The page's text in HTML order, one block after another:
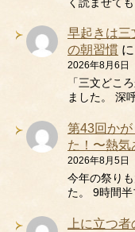
早起きは三
の朝習慣 に
2026年8月6日
「三文どこ
ました。 深
第43回か
た！〜熱気
2026年8月5日
今年の祭り
た。 9時間
上に立つ